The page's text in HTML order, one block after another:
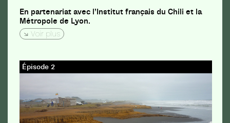
En partenariat avec l’Institut français du Chili et la
Métropole de Lyon.
Voir plus
Épisode 2